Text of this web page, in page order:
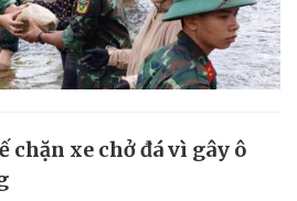
chặn xe chở đá vì gây ô